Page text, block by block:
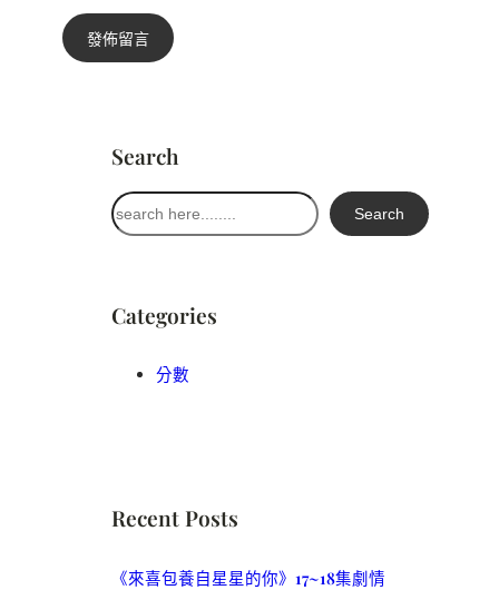
Search
搜
尋
Search
Categories
分數
Recent Posts
《來喜包養自星星的你》17~18集劇情